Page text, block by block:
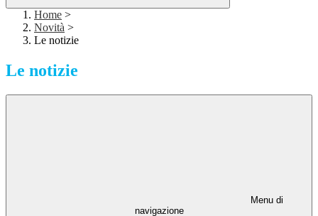
Home >
Novità >
Le notizie
Le notizie
Menu di
navigazione